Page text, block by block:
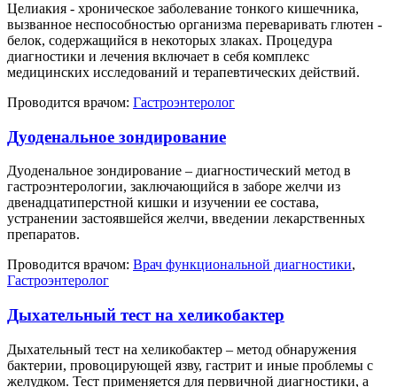
Целиакия - хроническое заболевание тонкого кишечника,
вызванное неспособностью организма переваривать глютен -
белок, содержащийся в некоторых злаках. Процедура
диагностики и лечения включает в себя комплекс
медицинских исследований и терапевтических действий.
Проводится врачом: Гастроэнтеролог
Дуоденальное зондирование
Дуоденальное зондирование – диагностический метод в
гастроэнтерологии, заключающийся в заборе желчи из
двенадцатиперстной кишки и изучении ее состава,
устранении застоявшейся желчи, введении лекарственных
препаратов.
Проводится врачом: Врач функциональной диагностики,
Гастроэнтеролог
Дыхательный тест на хеликобактер
Дыхательный тест на хеликобактер – метод обнаружения
бактерии, провоцирующей язву, гастрит и иные проблемы с
желудком. Тест применяется для первичной диагностики, а